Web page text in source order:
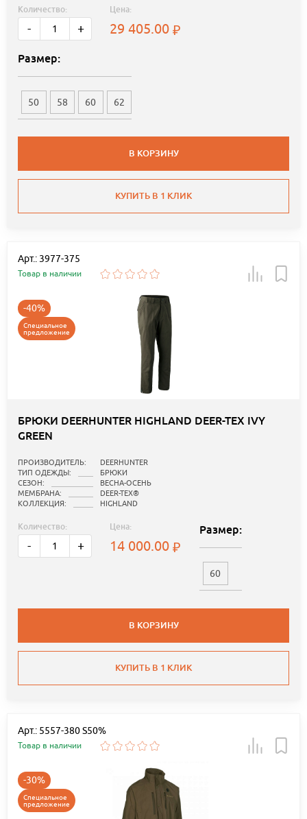
Количество:
- +
Цена:
29 405.00
Размер:
50 58 60 62
В КОРЗИНУ
КУПИТЬ В 1 КЛИК
Арт.: 3977-375
Товар в наличии
-40%
Специальное
предложение
БРЮКИ DEERHUNTER HIGHLAND DEER-TEX IVY
GREEN
ПРОИЗВОДИТЕЛЬ:
DEERHUNTER
ТИП ОДЕЖДЫ:
БРЮКИ
СЕЗОН:
ВЕСНА-ОСЕНЬ
МЕМБРАНА:
DEER-TEX®
КОЛЛЕКЦИЯ:
HIGHLAND
Количество:
- +
Цена:
14 000.00
Размер:
60
В КОРЗИНУ
КУПИТЬ В 1 КЛИК
Арт.: 5557-380 S50%
Товар в наличии
-30%
Специальное
предложение